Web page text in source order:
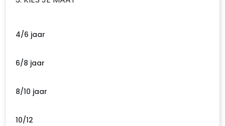
4/6 jaar
6/8 jaar
8/10 jaar
10/12